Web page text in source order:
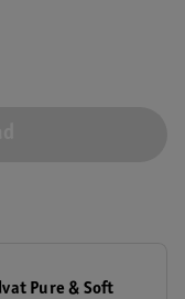
Pure & Soft